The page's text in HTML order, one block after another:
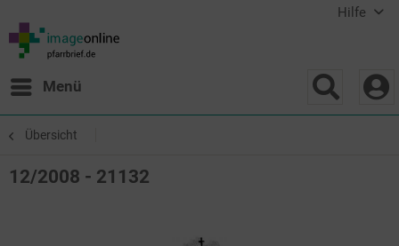
Hilfe
Menü
Übersicht
12/2008 - 21132